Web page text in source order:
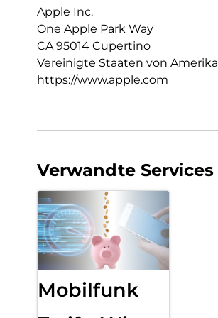
Apple Inc.
One Apple Park Way
CA 95014 Cupertino
Vereinigte Staaten von Amerika
https://www.apple.com
Verwandte Services
Mobilfunk